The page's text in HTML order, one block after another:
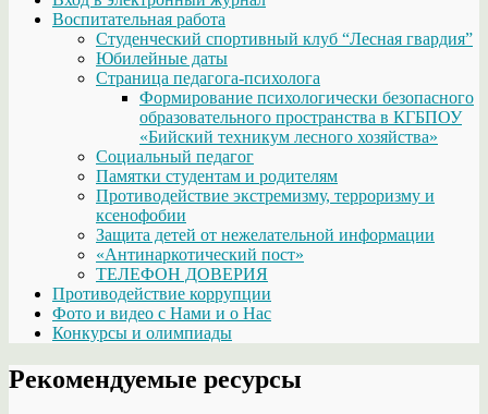
Воспитательная работа
Студенческий спортивный клуб “Лесная гвардия”
Юбилейные даты
Страница педагога-психолога
Формирование психологически безопасного
образовательного пространства в КГБПОУ
«Бийский техникум лесного хозяйства»
Социальный педагог
Памятки студентам и родителям
Противодействие экстремизму, терроризму и
ксенофобии
Защита детей от нежелательной информации
«Антинаркотический пост»
ТЕЛЕФОН ДОВЕРИЯ
Противодействие коррупции
Фото и видео с Нами и о Нас
Конкурсы и олимпиады
Рекомендуемые ресурсы